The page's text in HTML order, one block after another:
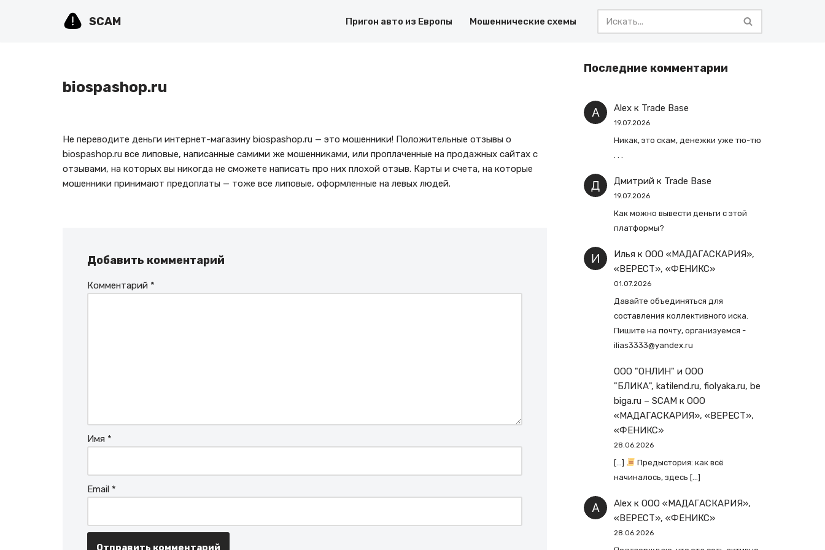
SCAM Пригон авто из Европы Мошеннические схемы
biospashop.ru
Не переводите деньги интернет-магазину biospashop.ru — это мошенники! Положительные отзывы о
biospashop.ru все липовые, написанные самими же мошенниками, или проплаченные на продажных сайтах с
отзывами, на которых вы никогда не сможете написать про них плохой отзыв. Карты и счета, на которые
мошенники принимают предоплаты — тоже все липовые, оформленные на левых людей.
Добавить комментарий
Комментарий *
Имя *
Email *
Последние комментарии
Alexк Trade Base
19.07.2026
Никак, это скам, денежки уже тю-тю
Дмитрийк Trade Base
19.07.2026
Как можно вывести деньги с этой
платформы?
Ильяк ООО «МАДАГАСКАРИЯ»,
«ВЕРЕСТ», «ФЕНИКС»
01.07.2026
Давайте объединяться для
составления коллективного иска.
Пишите на почту, организуемся -
ilias3333@yandex.ru
ООО "ОНЛИН" и ООО
"БЛИКА", katilend.ru, fiolyaka.ru, be
biga.ru – SCAMк ООО
«МАДАГАСКАРИЯ», «ВЕРЕСТ»,
«ФЕНИКС»
28.06.2026
[…]
Предыстория: как всё
начиналось, здесь […]
Alexк ООО «МАДАГАСКАРИЯ»,
«ВЕРЕСТ», «ФЕНИКС»
28.06.2026